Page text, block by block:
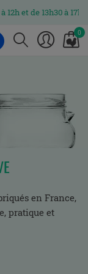
de 13h30 à 17h
0
en France,
pratique et
: veloutés,